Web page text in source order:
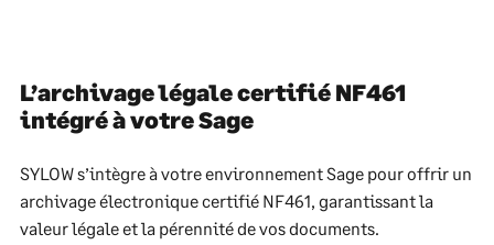
L’archivage légale certifié NF461
intégré à votre Sage
SYLOW s’intègre à votre environnement Sage pour offrir un
archivage électronique certifié NF461, garantissant la
valeur légale et la pérennité de vos documents.